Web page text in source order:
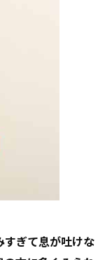
ぎて息が吐けな